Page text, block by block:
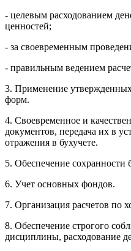
- целевым расходованием
ценностей;
- за своевременным
- правильным ведением
3. Применение
форм.
4. Своевременное и
документов, передача их в
отражения в бухучете.
5. Обеспечение сохранности
6. Учет основных фондов.
7. Организация расчетов по
8. Обеспечение строгого
дисциплины, расходование